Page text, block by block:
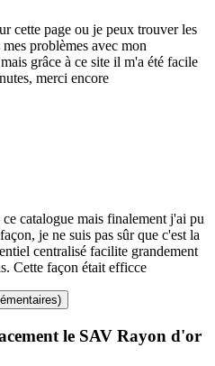
cette page ou je peux trouver les
problèmes avec mon
grâce à ce site il m'a été facile
merci encore
catalogue mais finalement j'ai pu
je ne suis pas sûr que c'est la
centralisé facilite grandement
Cette façon était efficce
le SAV Rayon d'or